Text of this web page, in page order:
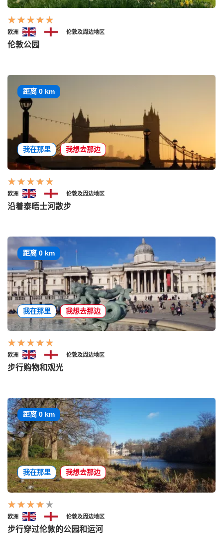
欧洲 伦敦及周边地区
伦敦公园
距离 0 km
我在那里 我想去那边
欧洲 伦敦及周边地区
沿着泰晤士河散步
距离 0 km
我在那里 我想去那边
欧洲 伦敦及周边地区
步行购物和观光
距离 0 km
我在那里 我想去那边
欧洲 伦敦及周边地区
步行穿过伦敦的公园和运河